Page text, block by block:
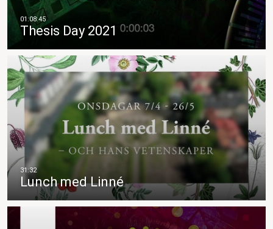
Thesis Day 2021
Lunch med Linné